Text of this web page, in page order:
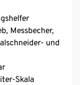
Messbecher,
und
Skala